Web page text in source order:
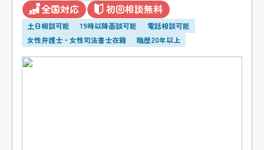
全国対応 初回相談無料
土日相談可能 19時以降面談可能
電話相談可能
女性弁護士・女性司法書士在籍
職歴20年以上